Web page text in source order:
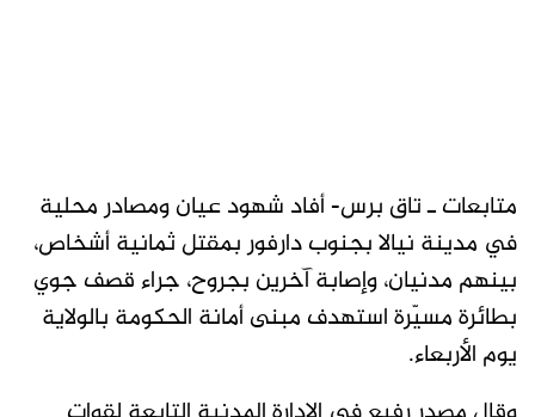
متابعات ـ تاق برس- أفاد شهود عيان ومصادر محلية
في مدينة نيالا بجنوب دارفور بمقتل ثمانية أشخاص،
بينهم مدنيان، وإصابة آخرين بجروح، جراء قصف جوي
بطائرة مسيّرة استهدف مبنى أمانة الحكومة بالولاية
يوم الأربعاء.